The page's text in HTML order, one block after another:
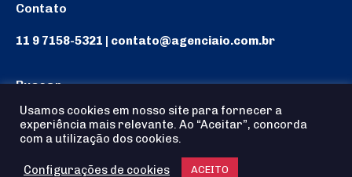
Contato
11 9 7158-5321 | contato@agenciaio.com.br
Buscar
Search:
Usamos cookies em nosso site para fornecer a
experiência mais relevante. Ao “Aceitar”, concorda
com a utilização dos cookies.
Configurações de cookies ACEITO